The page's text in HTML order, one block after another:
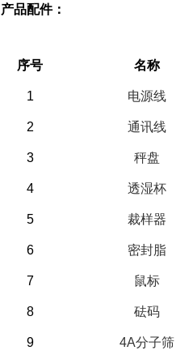
产品配件：
序号 名称
1 电源线
2 通讯线
3 秤盘
4 透湿杯
5 裁样器
6 密封脂
7 鼠标
8 砝码
9 4A分子筛